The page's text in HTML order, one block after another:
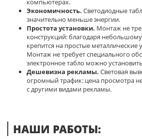
компьютерах.
Экономичность. Светодиодные
значительно меньше энергии.
Простота установки. Монтаж не
конструкций: благодаря
крепится на простые металлические
Монтаж не требует специального
электронное табло можно
Дешевизна рекламы. Световая
огромный трафик: цена просмотра
с другими видами рекламы.
НАШИ РАБОТЫ: